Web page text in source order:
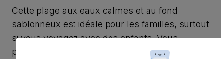
Cette plage aux eaux calmes et au fond
sablonneux est idéale pour les familles, surtout
si vous voyagez avec des enfants. Vous
pourrez également y voir des pêcheurs revenir